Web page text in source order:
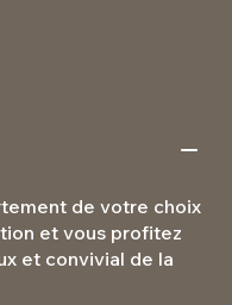
de votre choix
et vous profitez
et convivial de la